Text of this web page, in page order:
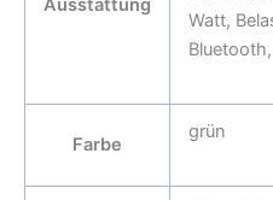
Ausstattung
Watt,
Farbe
grün